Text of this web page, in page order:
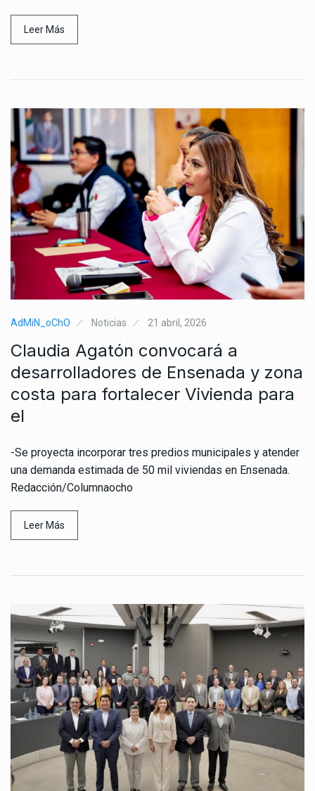
Leer Más
AdMiN_oChO Noticias 21 abril, 2026
Claudia Agatón convocará a
desarrolladores de Ensenada y zona
costa para fortalecer Vivienda para
el
-Se proyecta incorporar tres predios municipales y atender
una demanda estimada de 50 mil viviendas en Ensenada.
Redacción/Columnaocho
Leer Más